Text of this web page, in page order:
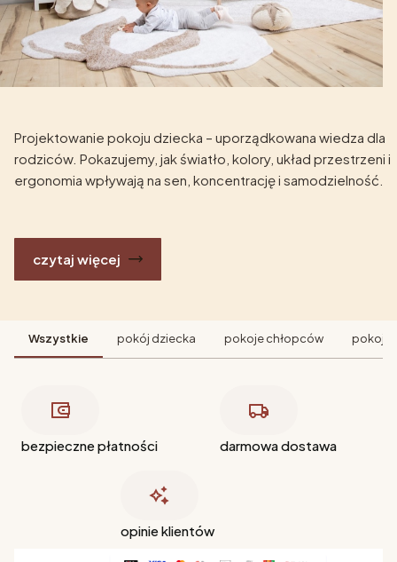
Projektowanie pokoju dziecka – uporządkowana wiedza dla
rodziców. Pokazujemy, jak światło, kolory, układ przestrzeni i
ergonomia wpływają na sen, koncentrację i samodzielność.
czytaj więcej
Wszystkie pokój dziecka pokoje chłopców pokoje
bezpieczne płatności darmowa dostawa
opinie klientów